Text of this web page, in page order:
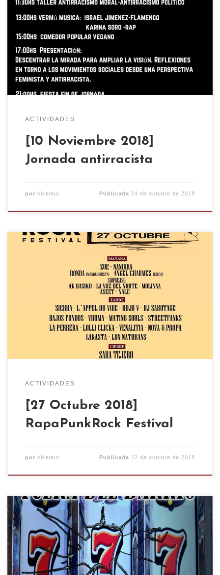
ACTIVIDADES
[10 Noviembre 2018]
Jornada antirracista
por kikemur Publicada 24 de octubre de 2018
ACTIVIDADES
[27 Octubre 2018]
RapaPunkRock Festival
por kikemur Publicada 22 de octubre de 2018
¡FUERA SALAS DE JUEGO DE NUESTROS
BARRIOS! Por desgracia, el gran negocio del
juego ha llegado a nuestras calles, multiplicando
la cantidad de locales abiertos. Nos venden la
idea de éxito, tanto económico como social,